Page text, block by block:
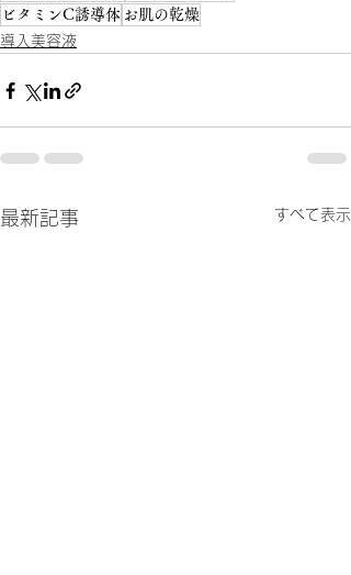
ビタミンC誘導体 お肌の乾燥
導入美容液
最新記事 すべて表示